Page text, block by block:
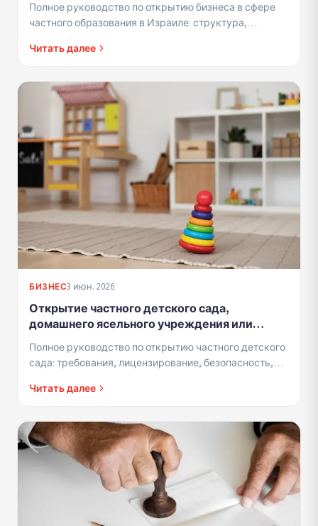
Полное руководство по открытию бизнеса в сфере
частного образования в Израиле: структура,
Читать далее
БИЗНЕС3 июн. 2026
Открытие частного детского сада,
домашнего ясельного учреждения или
детского сада для детей до 3 лет -
требования, лицензирование и
профессиональная деятельность
Полное руководство по открытию частного детского
сада: требования, лицензирование, безопасность,
Читать далее